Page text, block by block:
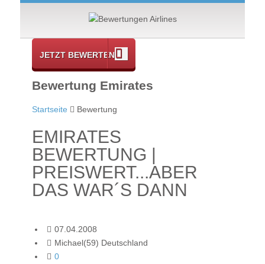
JETZT BEWERTEN
Bewertung Emirates
Startseite Bewertung
EMIRATES
BEWERTUNG |
PREISWERT...ABER
DAS WAR´S DANN
07.04.2008
Michael(59) Deutschland
0